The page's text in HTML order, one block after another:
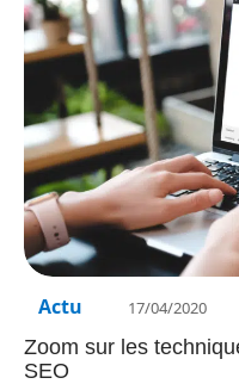
Actu 17/04/2020
Zoom sur les
SEO